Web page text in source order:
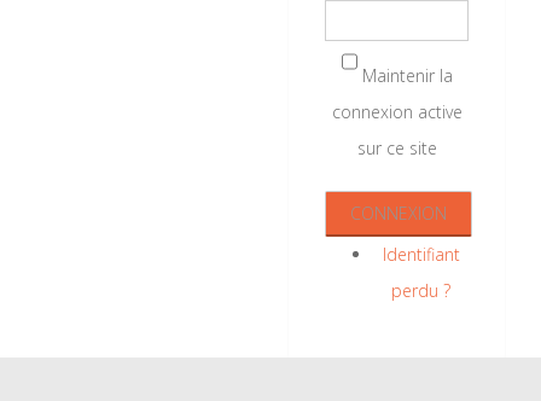
Maintenir la
connexion active
sur ce site
Identifiant
perdu ?